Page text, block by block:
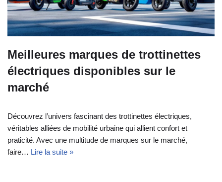
Meilleures marques de trottinettes
électriques disponibles sur le
marché
Découvrez l’univers fascinant des trottinettes électriques,
véritables alliées de mobilité urbaine qui allient confort et
praticité. Avec une multitude de marques sur le marché,
faire… Lire la suite »